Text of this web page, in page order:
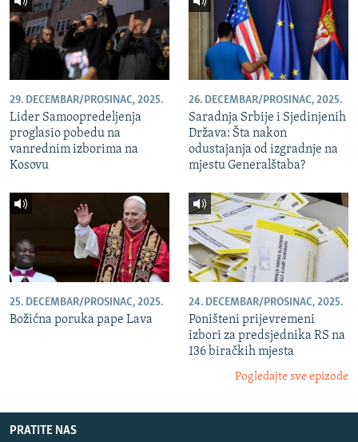
29. DECEMBAR/PROSINAC, 2025.
Lider Samoopredeljenja
proglasio pobedu na
vanrednim izborima na
Kosovu
26. DECEMBAR/PROSINAC, 2025.
Saradnja Srbije i Sjedinjenih
Država: Šta nakon
odustajanja od izgradnje na
mjestu Generalštaba?
25. DECEMBAR/PROSINAC, 2025.
Božićna poruka pape Lava
24. DECEMBAR/PROSINAC, 2025.
Poništeni prijevremeni
izbori za predsjednika RS na
136 biračkih mjesta
Pogledajte sve epizode
PRATITE NAS